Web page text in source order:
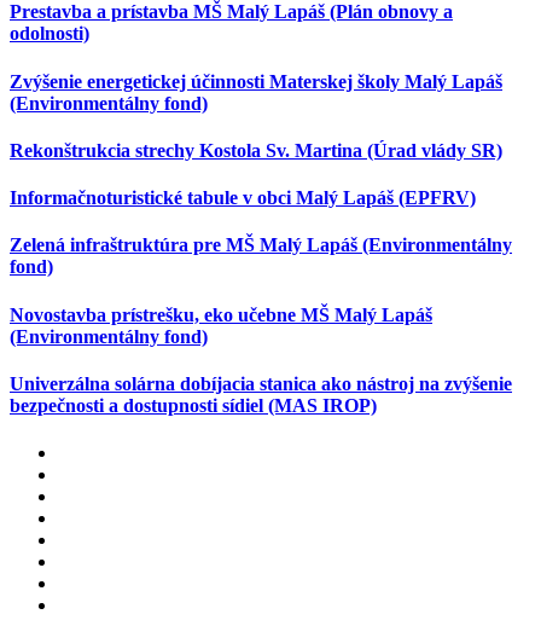
Prestavba a prístavba MŠ Malý Lapáš (Plán obnovy a
odolnosti)
Zvýšenie energetickej účinnosti Materskej školy Malý Lapáš
(Environmentálny fond)
Rekonštrukcia strechy Kostola Sv. Martina (Úrad vlády SR)
Informačnoturistické tabule v obci Malý Lapáš (EPFRV)
Zelená infraštruktúra pre MŠ Malý Lapáš (Environmentálny
fond)
Novostavba prístrešku, eko učebne MŠ Malý Lapáš
(Environmentálny fond)
Univerzálna solárna dobíjacia stanica ako nástroj na zvýšenie
bezpečnosti a dostupnosti sídiel (MAS IROP)